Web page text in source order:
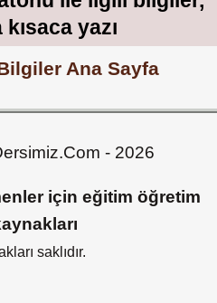
yazı
Ana Sayfa
- 2026
için eğitim öğretim
saklıdır.